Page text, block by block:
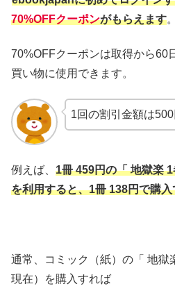
70%OFFクーポンがもらえます。
70%OFFクーポンは取得から60
買い物に使用できます。
1回の割引金額は
例えば、 1冊 459円の「 地獄楽
を利用すると、1冊 138円で購
通常、コミック（紙）の「 地獄
現在）を購入すれば